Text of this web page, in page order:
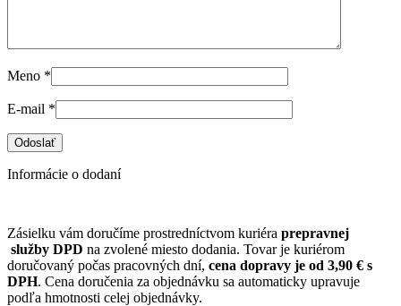
Meno *
E-mail *
Informácie o dodaní
Zásielku vám doručíme prostredníctvom kuriéra prepravnej
služby DPD na zvolené miesto dodania. Tovar je kuriérom
doručovaný počas pracovných dní, cena dopravy je od 3,90 € s
DPH. Cena doručenia za objednávku sa automaticky upravuje
podľa hmotnosti celej objednávky.